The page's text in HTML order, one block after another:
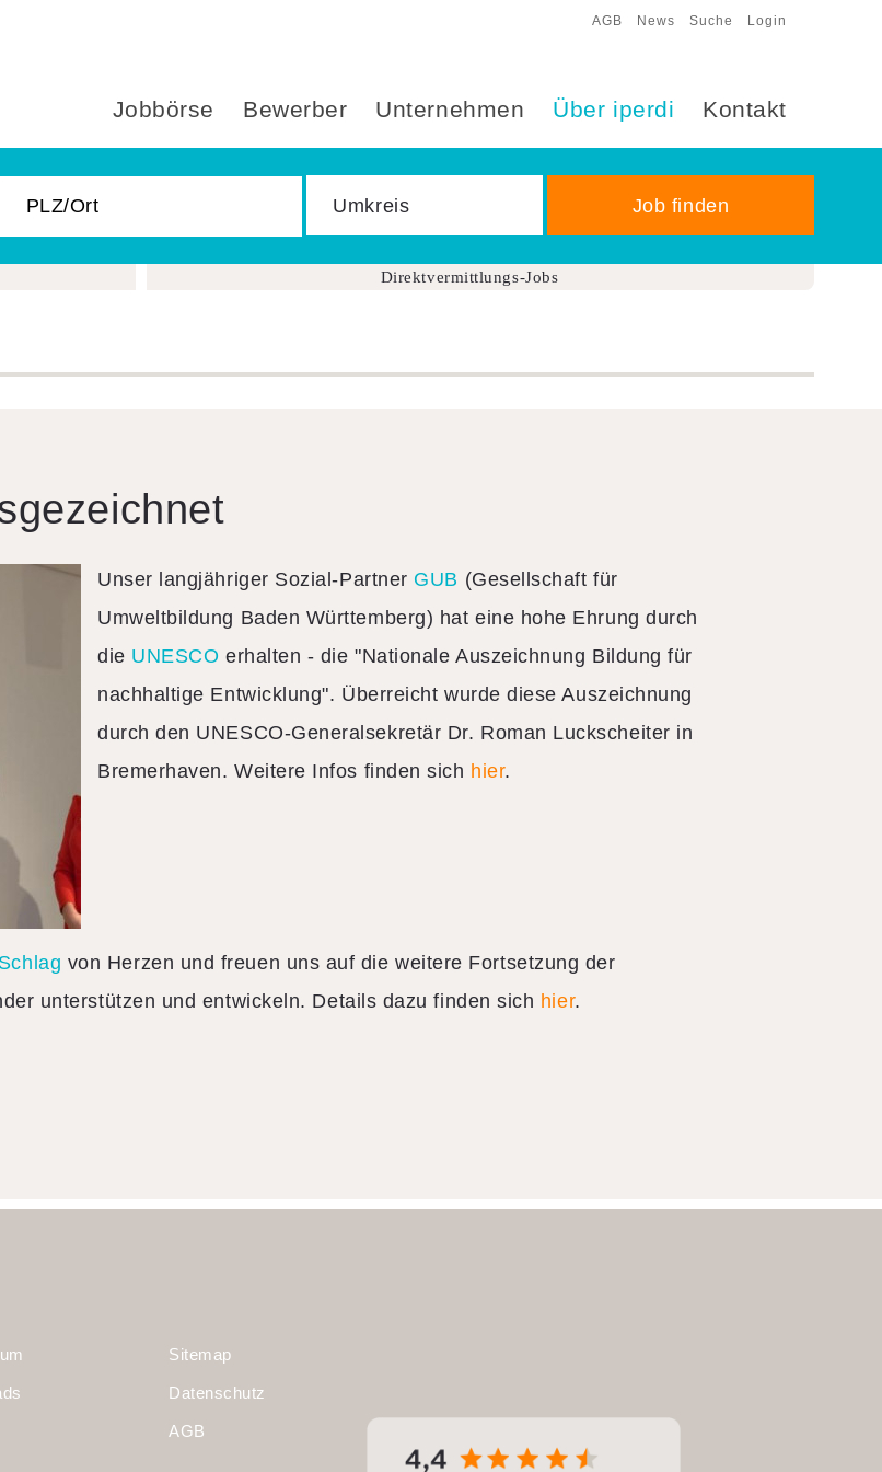
AGB News Suche Login
Jobbörse Bewerber Unternehmen Über iperdi Kontakt
Direktvermittlungs-Jobs
Unser langjähriger Sozial-Partner GUB (Gesellschaft für
Umweltbildung Baden Württemberg) hat eine hohe Ehrung durch
die UNESCO erhalten - die "Nationale Auszeichnung Bildung für
nachhaltige Entwicklung". Überreicht wurde diese Auszeichnung
durch den UNESCO-Generalsekretär Dr. Roman Luckscheiter in
Bremerhaven. Weitere Infos finden sich hier.
von Herzen und freuen uns auf die weitere Fortsetzung der
unterstützen und entwickeln. Details dazu finden sich hier.
Sitemap
Datenschutz
AGB